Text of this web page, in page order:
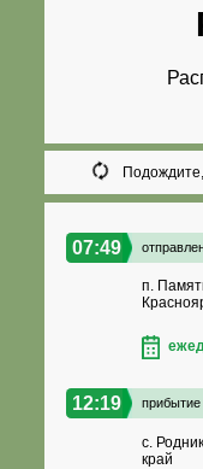
07:49
п.
12:19 прибытие
с.
край